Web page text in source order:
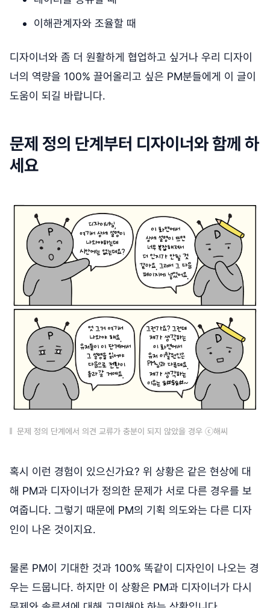
이해관계자와 조율할 때
디자이너와 좀 더 원활하게 협업하고 싶거나 우리 디자이
너의 역량을 100% 끌어올리고 싶은 PM분들에게 이 글이
도움이 되길 바랍니다.
문제 정의 단계부터 디자이너와 함께 하
세요
문제 정의 단계에서 의견 교류가 충분이 되지 않았을 경우 ⓒ해씨
혹시 이런 경험이 있으신가요? 위 상황은 같은 현상에 대
해 PM과 디자이너가 정의한 문제가 서로 다른 경우를 보
여줍니다. 그렇기 때문에 PM의 기획 의도와는 다른 디자
인이 나온 것이지요.
물론 PM이 기대한 것과 100% 똑같이 디자인이 나오는 경
우는 드뭅니다. 하지만 이 상황은 PM과 디자이너가 다시